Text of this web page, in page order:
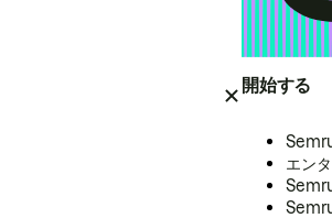
開始する
エン